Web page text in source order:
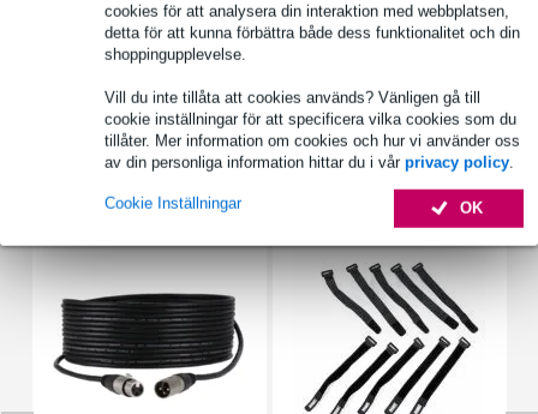
cookies för att analysera din interaktion med webbplatsen,
detta för att kunna förbättra både dess funktionalitet och din
shoppingupplevelse.
Vill du inte tillåta att cookies används? Vänligen gå till
cookie inställningar för att specificera vilka cookies som du
tillåter. Mer information om cookies och hur vi använder oss
av din personliga information hittar du i vår privacy policy.
OK
Cookie Inställningar
typ: delningsfilter
effektiv belastning: 120 W
Fullständiga specifikationer